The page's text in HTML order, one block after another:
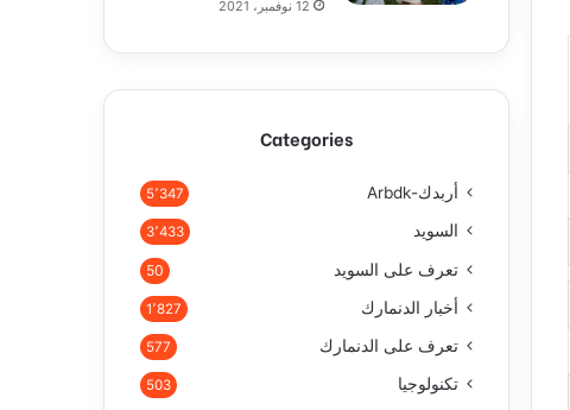
12 نوفمبر، 2021
Categories
أربدك-Arbdk 5٬347
السويد 3٬433
تعرف على السويد 50
أخبار الدنمارك 1٬827
تعرف على الدنمارك 577
تكنولوجيا 503